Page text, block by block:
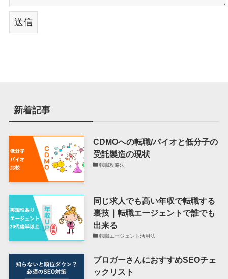
新着記事
CDMOへの転職/バイオと低分子の
受託製造の現状
転職攻略法
同じ求人でも高い年収で転職する
裏技｜転職エージェントで誰でも
出来る
転職エージェント活用法
ブロガーさんにおすすめSEOチェ
ックリスト